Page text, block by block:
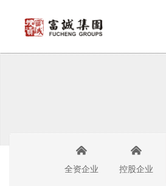
全资企业 控股企业